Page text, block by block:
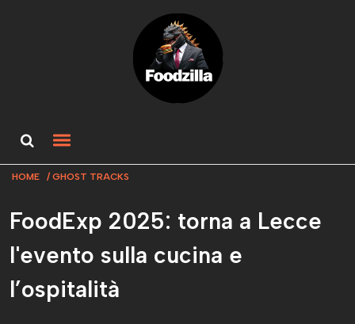
HOME GHOST TRACKS
FoodExp 2025: torna a Lecce
l'evento sulla cucina e
l’ospitalità